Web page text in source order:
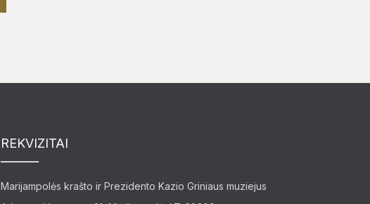
REKVIZITAI
Marijampolės krašto ir Prezidento Kazio Griniaus muziejus